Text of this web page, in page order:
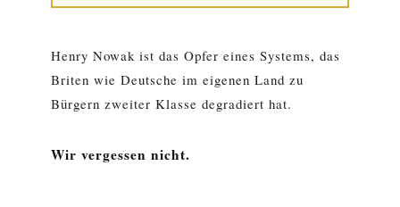
Henry Nowak ist das Opfer eines Systems, das
Briten wie Deutsche im eigenen Land zu
Bürgern zweiter Klasse degradiert hat.
Wir vergessen nicht.